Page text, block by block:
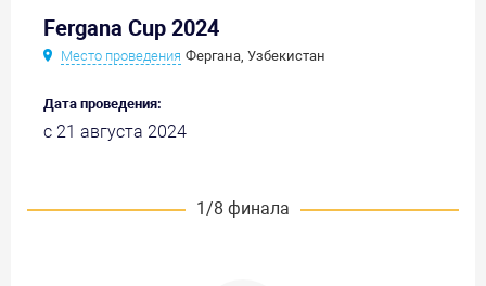
Fergana Cup 2024
Место проведения Фергана, Узбекистан
Дата проведения:
с 21 августа 2024
1/8 финала